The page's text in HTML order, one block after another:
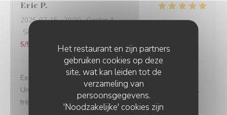
Het restaurant en zijn partners
gebruiken cookies op deze
site, wat kan leiden tot de
verzameling van
persoonsgegevens.
'Noodzakelijke' cookies zijn
Eric P
2026-07-15- 20:00 - Gasten 3
Service
5/5
Excellente table. Produits de qualité, belle présentation.
Un vrai moment de gastronomie Française. Et personnel
très agréable.